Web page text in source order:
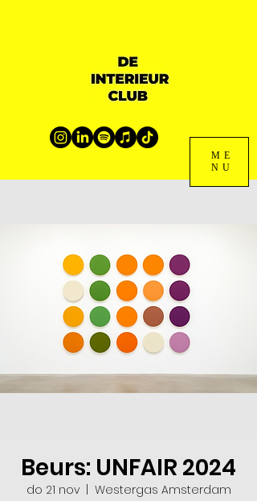
ME
NU
Beurs: UNFAIR 2024
do 21 nov
  |
Westergas Amsterdam